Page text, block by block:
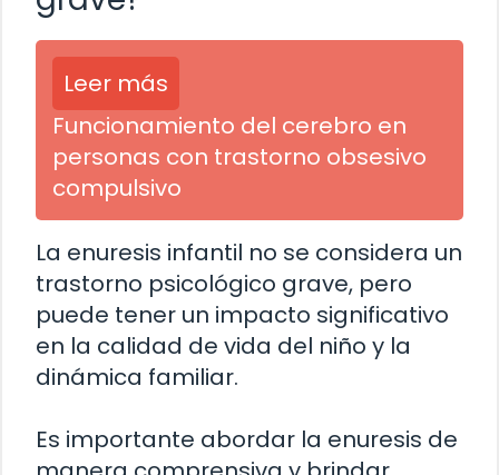
Leer más
Funcionamiento del cerebro en
personas con trastorno obsesivo
compulsivo
La enuresis infantil no se considera un
trastorno psicológico grave, pero
puede tener un impacto significativo
en la calidad de vida del niño y la
dinámica familiar.
Es importante abordar la enuresis de